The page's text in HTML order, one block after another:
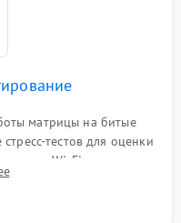
матрицы на битые
тестов для оценки
Wi-Fi, камеры,
выдачей устройства.